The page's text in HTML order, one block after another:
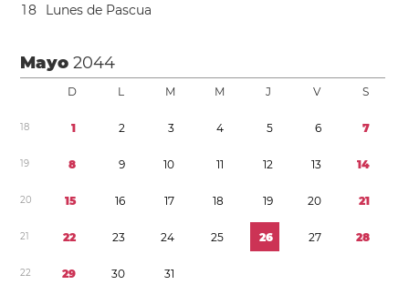
18 Lunes de Pascua
Mayo2044
D L M M J V S
18 1 2 3 4 5 6 7
19 8 9 10 11 12 13 14
20 15 16 17 18 19 20 21
21 22 23 24 25 26 27 28
22 29 30 31